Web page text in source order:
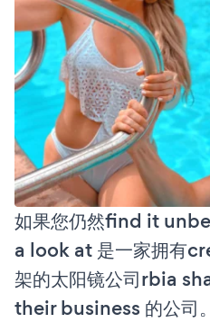
如果您仍然find it
a look at 是一家拥有
架的太阳镜公司rbia
their business 的公司。